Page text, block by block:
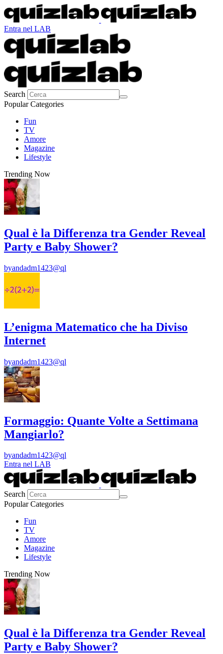
Entra nel LAB
Search
Popular Categories
Fun
TV
Amore
Magazine
Lifestyle
Trending Now
Qual è la Differenza tra Gender Reveal
Party e Baby Shower?
byandadm1423@ql
L’enigma Matematico che ha Diviso
Internet
byandadm1423@ql
Formaggio: Quante Volte a Settimana
Mangiarlo?
byandadm1423@ql
Entra nel LAB
Search
Popular Categories
Fun
TV
Amore
Magazine
Lifestyle
Trending Now
Qual è la Differenza tra Gender Reveal
Party e Baby Shower?